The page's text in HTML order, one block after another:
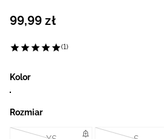
99,99 zł
(1)
Kolor
Rozmiar